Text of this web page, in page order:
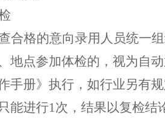
合格的意向录用人员统一
地点参加体检的，视为 自动
手册》执行，如行业另有
能进行1次，结果以复检结